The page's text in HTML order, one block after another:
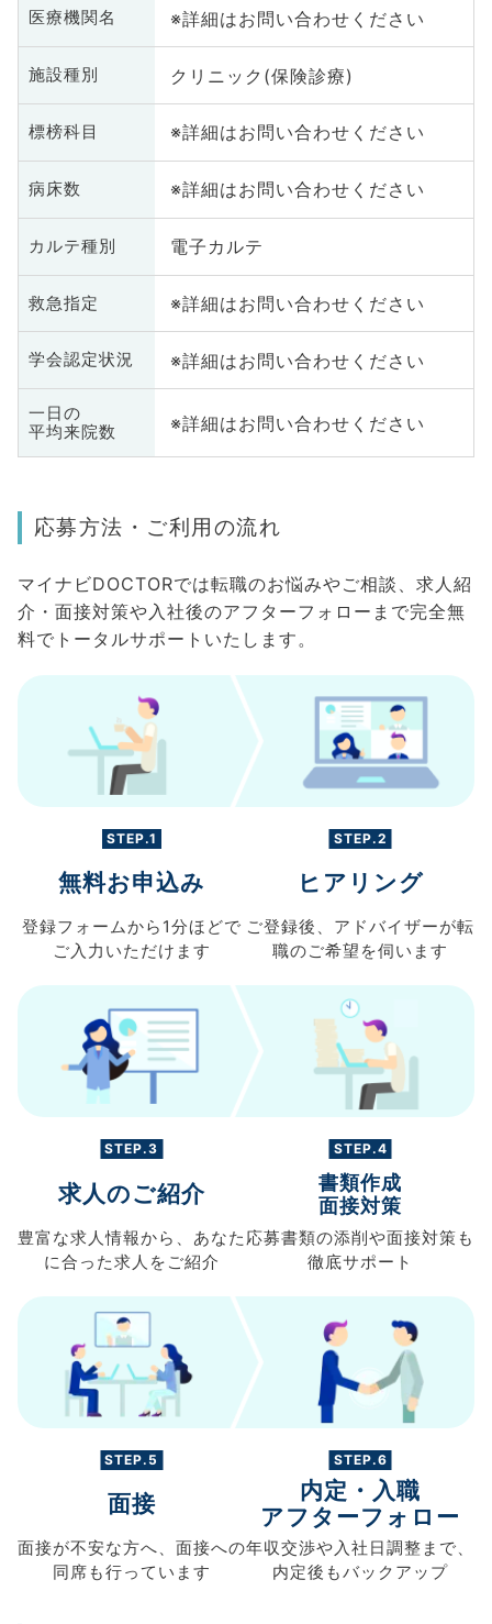
医療機関名 ※詳細はお問い合わせください
施設種別 クリニック(保険診療)
標榜科目 ※詳細はお問い合わせください
病床数 ※詳細はお問い合わせください
カルテ種別 電子カルテ
救急指定 ※詳細はお問い合わせください
学会認定状況 ※詳細はお問い合わせください
一日の
平均来院数
※詳細はお問い合わせください
応募方法・ご利用の流れ
マイナビDOCTORでは転職のお悩みやご相談、求人紹
介・面接対策や入社後のアフターフォローまで完全無
料でトータルサポートいたします。
STEP.1
無料お申込み
登録フォームから 1分ほどで
ご入力 いただけます
STEP.2
ヒアリング
ご登録後、 アドバイザーが転
職のご希望を伺います
STEP.3
求人のご紹介
豊富な求人情報から、 あなた
に合った求人を ご紹介
STEP.4
書類作成
面接対策
応募書類の添削や面接対策も
徹底サポート
STEP.5
面接
面接が不安な方へ、 面接への
同席も行っています
STEP.6
内定・入職
アフターフォロー
年収交渉や入社日調整まで、
内定後もバックアップ